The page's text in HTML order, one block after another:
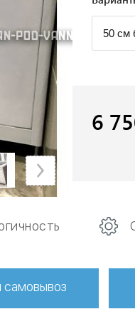
6
самовывоз